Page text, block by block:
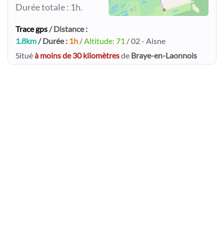
Durée totale : 1h.
Trace gps/ Distance :
1.8km/ Durée : 1h /Altitude: 71 / 02 - Aisne
Situéà moins de 30 kilomètresde Braye-en-Laonnois